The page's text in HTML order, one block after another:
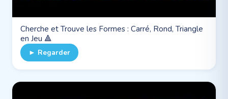
Cherche et Trouve les Formes : Carré, Rond, Triangle
en Jeu 🔺
► Regarder